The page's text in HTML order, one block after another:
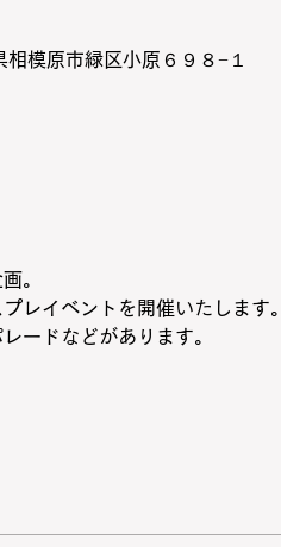
模原市緑区小原６９８−１
。
レイベントを開催いたします。
ードなどがあります。